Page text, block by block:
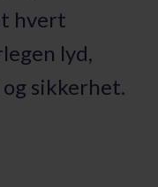
hvert
lyd,
sikkerhet.